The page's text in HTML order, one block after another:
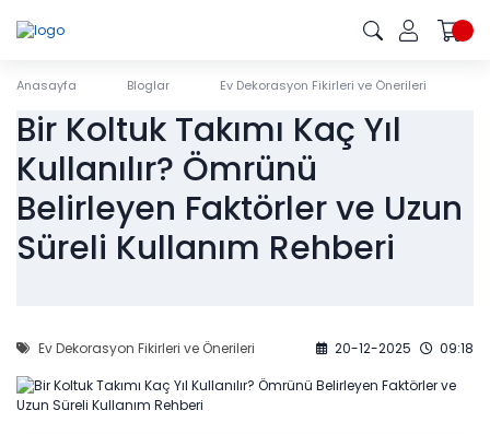
Anasayfa Bloglar Ev Dekorasyon Fikirleri ve Önerileri
Bir Koltuk Takımı Kaç Yıl
Kullanılır? Ömrünü
Belirleyen Faktörler ve Uzun
Süreli Kullanım Rehberi
Ev Dekorasyon Fikirleri ve Önerileri 20-12-2025 09:18